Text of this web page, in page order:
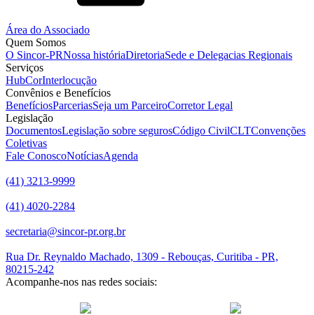
Área do Associado
Quem Somos
O Sincor-PRNossa históriaDiretoriaSede e Delegacias Regionais
Serviços
HubCorInterlocução
Convênios e Benefícios
BenefíciosParceriasSeja um ParceiroCorretor Legal
Legislação
DocumentosLegislação sobre segurosCódigo CivilCLTConvenções
Coletivas
Fale ConoscoNotíciasAgenda
(41) 3213-9999
(41) 4020-2284
secretaria@sincor-pr.org.br
Rua Dr. Reynaldo Machado, 1309 - Rebouças, Curitiba - PR,
80215-242
Acompanhe-nos nas redes sociais: